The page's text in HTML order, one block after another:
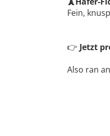
🗼
Fein,
👉 Jetzt
Also ran